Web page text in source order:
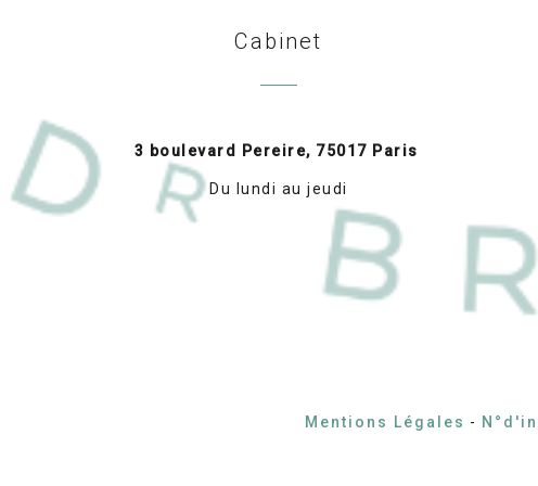
Cabinet
3 boulevard Pereire, 75017 Paris
Du lundi au jeudi
Mentions Légales -